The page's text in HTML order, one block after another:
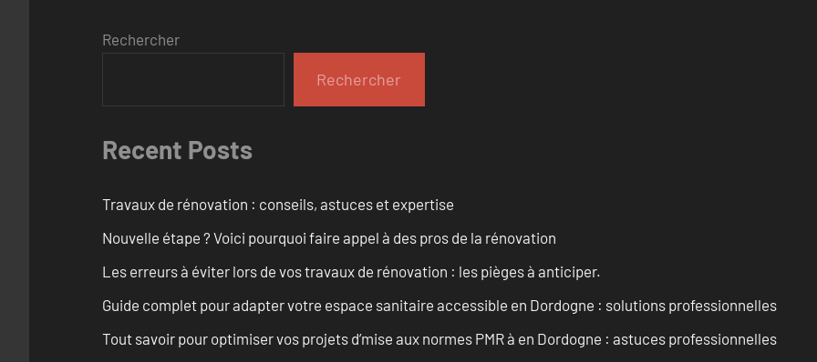
Rechercher
Rechercher
Recent Posts
Travaux de rénovation : conseils, astuces et expertise
Nouvelle étape ? Voici pourquoi faire appel à des pros de la rénovation
Les erreurs à éviter lors de vos travaux de rénovation : les pièges à anticiper.
Guide complet pour adapter votre espace sanitaire accessible en Dordogne : solutions professionnelles
Tout savoir pour optimiser vos projets d’mise aux normes PMR à en Dordogne : astuces professionnelles